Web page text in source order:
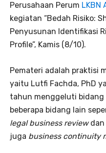
Perusahaan Perum LKBN
kegiatan “Bedah Risiko:
Penyusunan Identifikasi
Profile”, Kamis (8/10).
Pemateri adalah praktisi
yaitu Lutfi Fachda, PhD
tahun menggeluti bidang
beberapa bidang lain
legal business reviewdan
juga business continuity